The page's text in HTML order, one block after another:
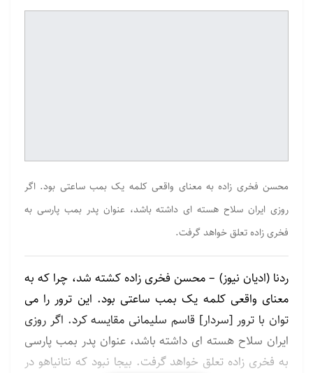
محسن فخری زاده به معنای واقعی کلمه یک بمب ساعتی بود. اگر
روزی ایران سلاح هسته ای داشته باشد، عنوان پدر بمب پارسی به
فخری زاده تعلق خواهد گرفت.
ردنا (ادیان نیوز) – محسن فخری زاده کشته شد، چرا که به
معنای واقعی کلمه یک بمب ساعتی بود. این ترور را می
توان با ترور [سردار] قاسم سلیمانی مقایسه کرد. اگر روزی
ایران سلاح هسته ای داشته باشد، عنوان پدر بمب پارسی
به فخری زاده تعلق خواهد گرفت. بیجا نبود که نتانیاهو در